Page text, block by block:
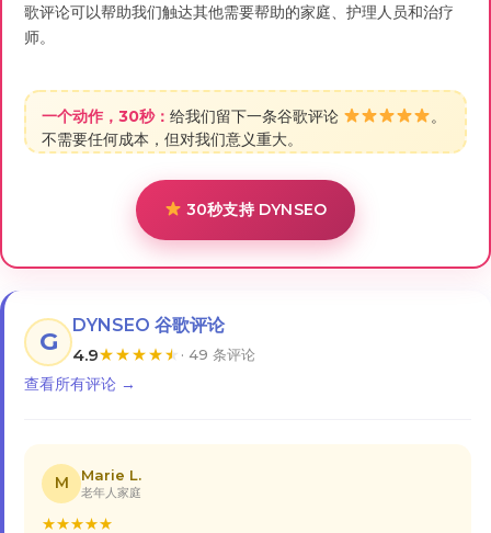
歌评论可以帮助我们触达其他需要帮助的家庭、护理人员和治疗
师。
一个动作，30秒： 给我们留下一条谷歌评论
。
不需要任何成本，但对我们意义重大。
30秒支持 DYNSEO
G
DYNSEO 谷歌评论
4.9★★★★★ · 49 条评论
查看所有评论 →
M Marie L.
老年人家庭
★★★★★